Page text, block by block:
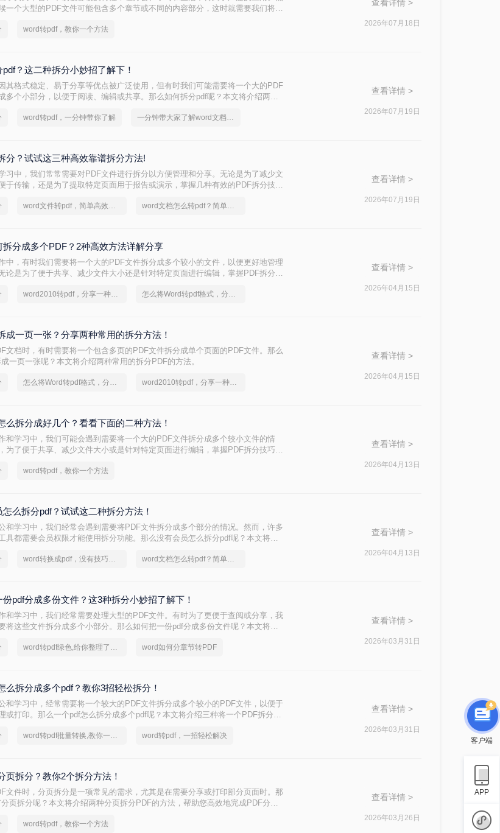
一个大型的PDF文件可能包含多个章节或不同的内容部分，这时就需要我们将其
的方法，帮助读者轻松实现PDF的拆分操作。
word转pdf，教你一个方法
查看详情 >
2026年07月18日
？这二种拆分小妙招了解下！
其格式稳定、易于分享等优点被广泛使用，但有时我们可能需要将一个大的PDF
多个小部分，以便于阅读、编辑或共享。那么如何拆分pdf呢？本文将介绍两种
word转pdf，一分钟带你了解 一分钟带大家了解word文档转pdf文件
查看详情 >
2026年07月19日
分？试试这三种高效靠谱拆分方法!
习中，我们常常需要对PDF文件进行拆分以方便管理和分享。无论是为了减少文
于传输，还是为了提取特定页面用于报告或演示，掌握几种有效的PDF拆分技巧
word文件转pdf，简单高效的转换方法 word文档怎么转pdf？简单高效的恢复方法
查看详情 >
2026年07月19日
拆分成多个PDF？2种高效方法详解分享
中，有时我们需要将一个大的PDF文件拆分成多个较小的文件，以便更好地管理
论是为了便于共享、减少文件大小还是针对特定页面进行编辑，掌握PDF拆分技
word2010转pdf，分享一种简单的方法 怎么将Word转pdf格式，分享一种简单的方法
查看详情 >
2026年04月15日
成一页一张？分享两种常用的拆分方法！
文档时，有时需要将一个包含多页的PDF文件拆分成单个页面的PDF文件。那么
一页一张呢？本文将介绍两种常用的拆分PDF的方法。
怎么将Word转pdf格式，分享一种简单的方法 word2010转pdf，分享一种简单的方法
查看详情 >
2026年04月15日
么拆分成好几个？看看下面的二种方法！
和学习中，我们可能会遇到需要将一个大的PDF文件拆分成多个较小文件的情
为了便于共享、减少文件大小或是针对特定页面进行编辑，掌握PDF拆分技巧是
word转pdf，教你一个方法
查看详情 >
2026年04月13日
么拆分pdf？试试这二种拆分方法！
和学习中，我们经常会遇到需要将PDF文件拆分成多个部分的情况。然而，许多
具都需要会员权限才能使用拆分功能。那么没有会员怎么拆分pdf呢？本文将介
word转换成pdf，没有技巧，全是实力！ word文档怎么转pdf？简单易学的方法
查看详情 >
2026年04月13日
pdf分成多份文件？这3种拆分小妙招了解下！
和学习中，我们经常需要处理大型的PDF文件。有时为了更便于查阅或分享，我
将这些文件拆分成多个小部分。那么如何把一份pdf分成多份文件呢？本文将介
word转pdf绿色,给你整理了一份方案 word如何分章节转PDF
查看详情 >
2026年03月31日
么拆分成多个pdf？教你3招轻松拆分！
和学习中，经常需要将一个较大的PDF文件拆分成多个较小的PDF文件，以便于
或打印。那么一个pdf怎么拆分成多个pdf呢？本文将介绍三种将一个PDF拆分成
word转pdf批量转换,教你一招轻松找回 word转pdf，一招轻松解决
查看详情 >
2026年03月31日
页拆分？教你2个拆分方法！
文件时，分页拆分是一项常见的需求，尤其是在需要分享或打印部分页面时。那
页拆分呢？本文将介绍两种分页拆分PDF的方法，帮助您高效地完成PDF分页
word转pdf，教你一个方法
查看详情 >
2026年03月26日
客户端
APP